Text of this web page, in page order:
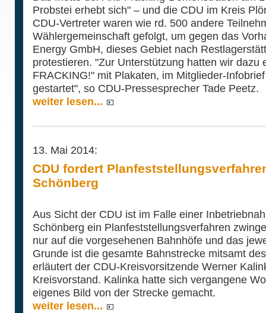
Probstei erhebt sich" – und die CDU im Kreis
CDU-Vertreter waren wie rd. 500 andere
Wählergemeinschaft gefolgt, um gegen das
Energy GmbH, dieses Gebiet nach
protestieren. "Zur Unterstützung hatten wir dazu
FRACKING!" mit Plakaten, im Mitglieder-
gestartet", so CDU-Pressesprecher Tade Peetz.
weiter lesen...
13. Mai 2014:
CDU fordert
Schönberg
Aus Sicht der CDU ist im Falle einer
Schönberg ein Planfeststellungsverfahren
nur auf die vorgesehenen Bahnhöfe und das
Grunde ist die gesamte Bahnstrecke mitsamt
erläutert der CDU-Kreisvorsitzende Werner
Kreisvorstand. Kalinka hatte sich vergangene
eigenes Bild von der Strecke gemacht.
weiter lesen...